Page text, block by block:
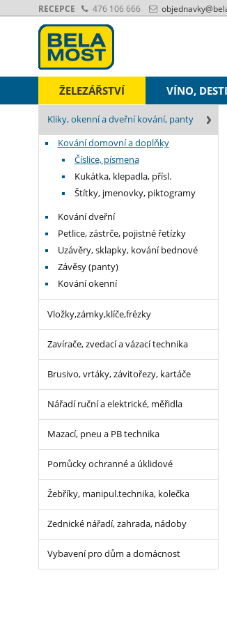
Kliky, okenní a dveřní kování, panty
Kování domovní a doplňky
Číslice, písmena
Kukátka, klepadla, přísl.
Štítky, jmenovky, piktogramy
Kování dveřní
Petlice, zástrče, pojistné řetízky
Uzávěry, sklapky, kování bednové
Závěsy (panty)
Kování okenní
Vložky,zámky,klíče,frézky
Zavírače, zvedací a vázací technika
Brusivo, vrtáky, závitořezy, kartáče
Nářadí ruční a elektrické, měřidla
Mazací, pneu a PB technika
Pomůcky ochranné a úklidové
Žebříky, manipul.technika, kolečka
Zednické nářadí, zahrada, nádoby
Vybavení pro dům a domácnost
ŽELEZÁŘSTVÍ VÍNO,
RECEPCE 476 106 666 objednavky